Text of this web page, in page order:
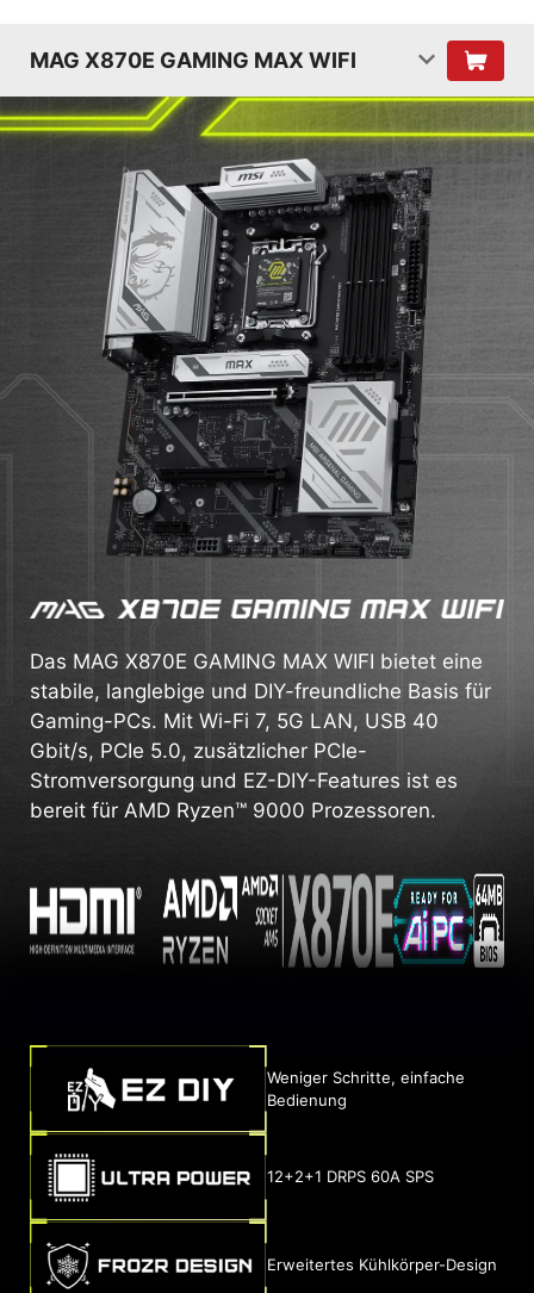
MAG X870E GAMING MAX WIFI
Das MAG X870E GAMING MAX WIFI bietet eine
stabile, langlebige und DIY-freundliche Basis für
Gaming-PCs. Mit Wi-Fi 7, 5G LAN, USB 40
Gbit/s, PCIe 5.0, zusätzlicher PCIe-
Stromversorgung und EZ-DIY-Features ist es
bereit für AMD Ryzen™ 9000 Prozessoren.
Weniger Schritte, einfache
Bedienung
12+2+1 DRPS 60A SPS
Erweitertes Kühlkörper-Design